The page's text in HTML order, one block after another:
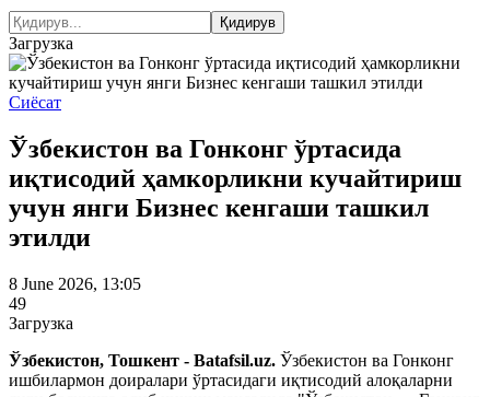
Загрузка
Сиёсат
Ўзбекистон ва Гонконг ўртасида
иқтисодий ҳамкорликни кучайтириш
учун янги Бизнес кенгаши ташкил
этилди
8 June 2026, 13:05
49
Загрузка
Ўзбекистон, Тошкент - Batafsil.uz. Ўзбекистон ва Гонконг
ишбилармон доиралари ўртасидаги иқтисодий алоқаларни